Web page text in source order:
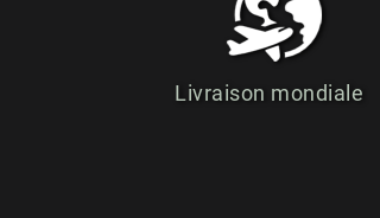
Livraison mondiale